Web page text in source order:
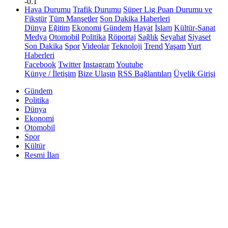
Hava Durumu Trafik Durumu Süper Lig Puan Durumu ve
Fikstür Tüm Manşetler Son Dakika Haberleri
Dünya Eğitim Ekonomi Gündem Hayat İslam Kültür-Sanat
Medya Otomobil Politika Röportaj Sağlık Seyahat Siyaset
Son Dakika Spor Videolar Teknoloji Trend YaşamYurt
Haberleri
Facebook Twitter InstagramYoutube
Künye / İletişim Bize Ulaşın RSS Bağlantıları Üyelik Girişi
Gündem
Politika
Dünya
Ekonomi
Otomobil
Spor
Kültür
Resmi İlan